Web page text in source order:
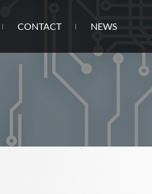
CONTACT NEWS